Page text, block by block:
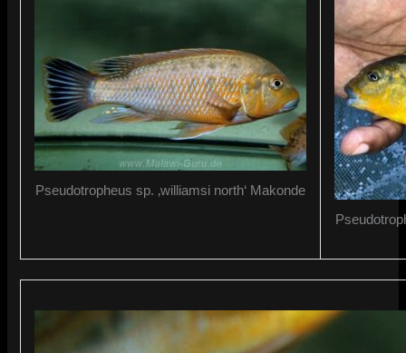
Pseudotropheus sp. ‚williamsi north‘ Makonde